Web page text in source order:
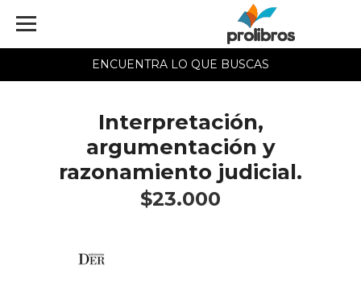
ENCUENTRA LO QUE BUSCAS
Interpretación,
argumentación y
razonamiento judicial.
$23.000